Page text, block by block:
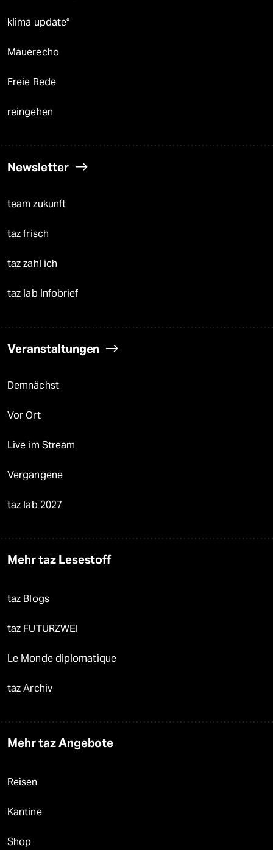
klima update°
Mauerecho
Freie Rede
reingehen
Newsletter
team zukunft
taz frisch
taz zahl ich
taz lab Infobrief
Veranstaltungen
Demnächst
Vor Ort
Live im Stream
Vergangene
taz lab 2027
Mehr taz Lesestoff
taz Blogs
taz FUTURZWEI
Le Monde diplomatique
taz Archiv
Mehr taz Angebote
Reisen
Kantine
Shop